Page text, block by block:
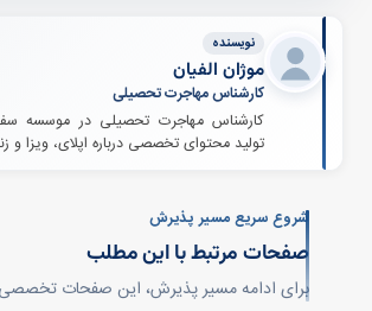
نویسنده
موژان الفیان
کارشناس مهاجرت تحصیلی
کارشناس مهاجرت تحصیلی در موسسه
تولید محتوای تخصصی درباره اپلای، ویزا
شروع سریع مسیر پذیرش
صفحات مرتبط با این مطلب
برای ادامه مسیر پذیرش، این صفحات تخصصی